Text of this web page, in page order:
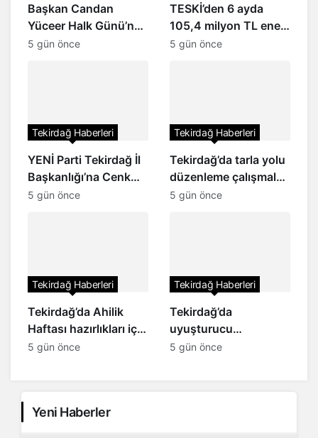
Başkan Candan
Yüceer Halk Günü’nde
vatandaşlarla buluştu
5 gün önce
TESKİ’den 6 ayda
105,4 milyon TL enerji
tasarrufu
5 gün önce
YENİ Parti Tekirdağ İl
Başkanlığı’na Cenk
Boduç atandı
Tekirdağ Haberleri
5 gün önce
Tekirdağ’da tarla yolu
düzenleme çalışmaları
tamamlandı
Tekirdağ Haberleri
5 gün önce
Tekirdağ’da Ahilik
Haftası hazırlıkları için
ilk toplantı yapıldı
Tekirdağ Haberleri
5 gün önce
Tekirdağ’da
uyuşturucu
operasyonu: 8
Tekirdağ Haberleri
5 gün önce
Yeni Haberler